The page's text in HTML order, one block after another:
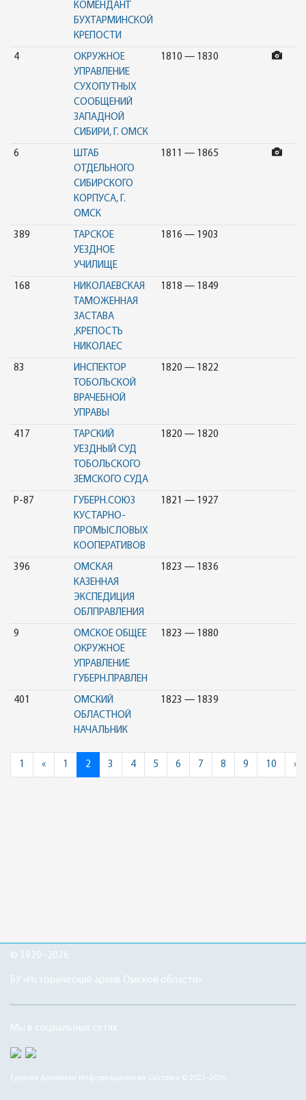
КОМЕНДАНТ
БУХТАРМИНСКОЙ
КРЕПОСТИ
4
ОКРУЖНОЕ
УПРАВЛЕНИЕ
СУХОПУТНЫХ
СООБЩЕНИЙ
ЗАПАДНОЙ
СИБИРИ, Г. ОМСК
1810 — 1830
6
ШТАБ
ОТДЕЛЬНОГО
СИБИРСКОГО
КОРПУСА, Г.
ОМСК
1811 — 1865
389
ТАРСКОЕ
УЕЗДНОЕ
УЧИЛИЩЕ
1816 — 1903
168
НИКОЛАЕВСКАЯ
ТАМОЖЕННАЯ
ЗАСТАВА
,КРЕПОСТЬ
НИКОЛАЕС
1818 — 1849
83
ИНСПЕКТОР
ТОБОЛЬСКОЙ
ВРАЧЕБНОЙ
УПРАВЫ
1820 — 1822
417
ТАРСКИЙ
УЕЗДНЫЙ СУД
ТОБОЛЬСКОГО
ЗЕМСКОГО СУДА
1820 — 1820
Р-87
ГУБЕРН.СОЮЗ
КУСТАРНО-
ПРОМЫСЛОВЫХ
КООПЕРАТИВОВ
1821 — 1927
396
ОМСКАЯ
КАЗЕННАЯ
ЭКСПЕДИЦИЯ
ОБЛПРАВЛЕНИЯ
1823 — 1836
9
ОМСКОЕ ОБЩЕЕ
ОКРУЖНОЕ
УПРАВЛЕНИЕ
ГУБЕРН.ПРАВЛЕН
1823 — 1880
401
ОМСКИЙ
ОБЛАСТНОЙ
НАЧАЛЬНИК
1823 — 1839
1 «Previous
1 2 3 4 5 6 7 8 9 10 »
© 1920–2026
БУ «Исторический архив Омской области»
Мы в социальных сетях
Единая Архивная Информационная Система © 2022–2026